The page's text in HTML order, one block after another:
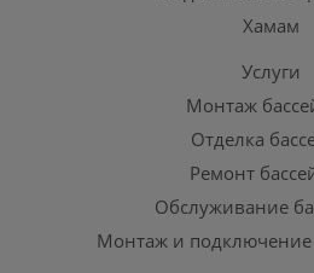
Хамам
Услуги
Монтаж
Отделка
Ремонт
Обслуживание
Монтаж и подключение